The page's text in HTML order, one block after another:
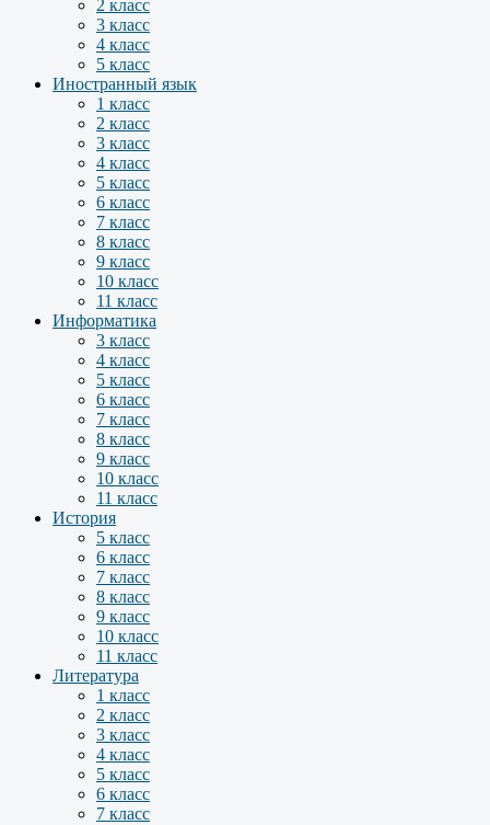
2 класс
3 класс
4 класс
5 класс
Иностранный язык
1 класс
2 класс
3 класс
4 класс
5 класс
6 класс
7 класс
8 класс
9 класс
10 класс
11 класс
Информатика
3 класс
4 класс
5 класс
6 класс
7 класс
8 класс
9 класс
10 класс
11 класс
История
5 класс
6 класс
7 класс
8 класс
9 класс
10 класс
11 класс
Литература
1 класс
2 класс
3 класс
4 класс
5 класс
6 класс
7 класс